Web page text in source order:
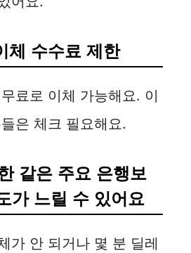
체 수수료 제한
료로 이체 가능해요. 이
은 체크 필요해요.
같은 주요 은행보
가 느릴 수 있어요
가 안 되거나 몇 분 딜레